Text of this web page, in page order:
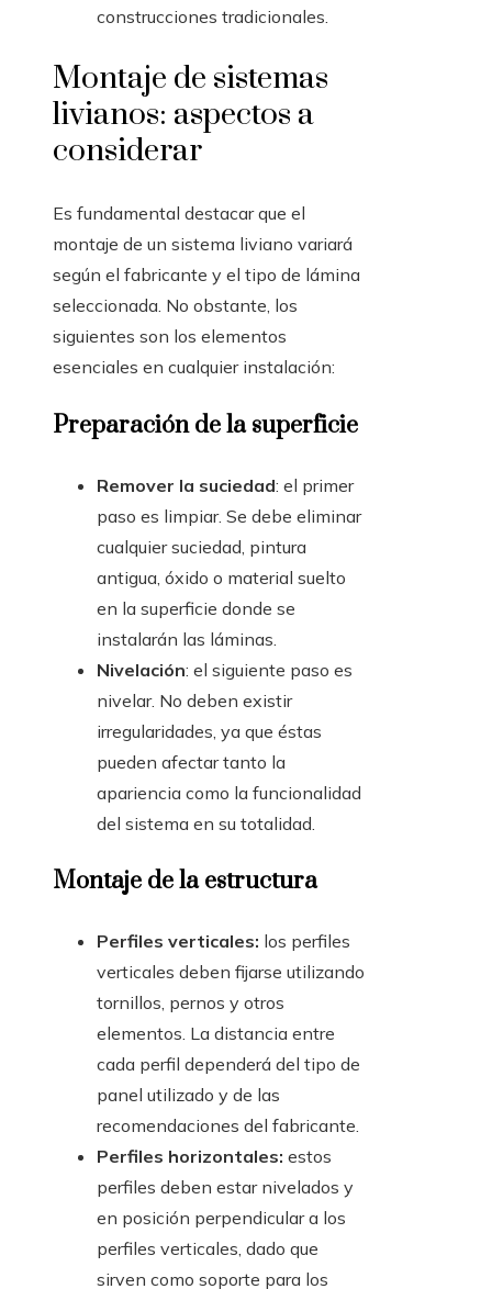
construcciones tradicionales.
Montaje de sistemas
livianos: aspectos a
considerar
Es fundamental destacar que el
montaje de un sistema liviano variará
según el fabricante y el tipo de lámina
seleccionada. No obstante, los
siguientes son los elementos
esenciales en cualquier instalación:
Preparación de la superficie
Remover la suciedad: el primer
paso es limpiar. Se debe eliminar
cualquier suciedad, pintura
antigua, óxido o material suelto
en la superficie donde se
instalarán las láminas.
Nivelación: el siguiente paso es
nivelar. No deben existir
irregularidades, ya que éstas
pueden afectar tanto la
apariencia como la funcionalidad
del sistema en su totalidad.
Montaje de la estructura
Perfiles verticales: los perfiles
verticales deben fijarse utilizando
tornillos, pernos y otros
elementos. La distancia entre
cada perfil dependerá del tipo de
panel utilizado y de las
recomendaciones del fabricante.
Perfiles horizontales: estos
perfiles deben estar nivelados y
en posición perpendicular a los
perfiles verticales, dado que
sirven como soporte para los